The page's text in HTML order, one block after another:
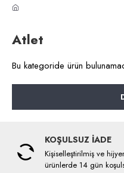
Atlet
Bu kategoride ürün
KOŞULSUZ İADE
Kişiselleştirilmiş ve
ürünlerde 14 gün